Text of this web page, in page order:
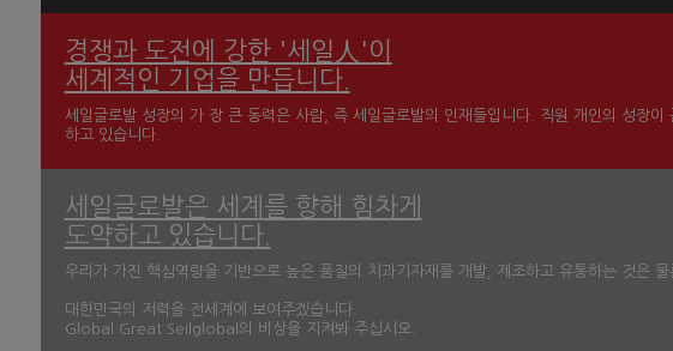
경쟁과 도전에 강한 '세일人'이
세계적인 기업을 만듭니다.
세일글로발 성장의 가 장 큰 동력은 사람, 즉 세일글로발의 인재들입니다. 직원 개인의 성장
하고 있습니다.
세일글로발은 세계를 향해 힘차게
도약하고 있습니다.
우리가 가진 핵심역량을 기반으로 높은 품질의 치과기자재를 개발, 제조하고 유통하는 것은
대한민국의 저력을 전세계에 보여주겠습니다.
Global Great Seilglobal의 비상을 지켜봐 주십시오.